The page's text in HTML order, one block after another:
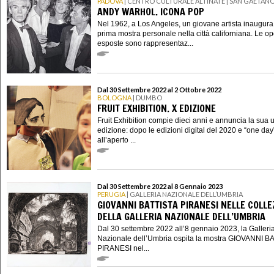
ANDY WARHOL. ICONA POP
Nel 1962, a Los Angeles, un giovane artista
prima mostra personale nella città californiana. Le
esposte sono rappresentaz...
Dal 30 Settembre 2022 al 2 Ottobre 2022
BOLOGNA | DUMBO
FRUIT EXHIBITION. X EDIZIONE
Fruit Exhibition compie dieci anni e annuncia la sua
edizione: dopo le edizioni digital del 2020 e “one
all’aperto ...
Dal 30 Settembre 2022 al 8 Gennaio 2023
PERUGIA | GALLERIA NAZIONALE DELL’UMBRIA
GIOVANNI BATTISTA PIRANESI NELLE
DELLA GALLERIA NAZIONALE DELL’UMBRIA
Dal 30 settembre 2022 all’8 gennaio 2023, la
Nazionale dell’Umbria ospita la mostra GIOVANNI
PIRANESI nel...